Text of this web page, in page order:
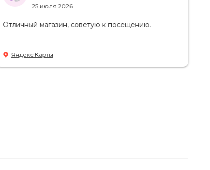
25 июля 2026
Отличный магазин, советую к посещению.
Яндекс Карты